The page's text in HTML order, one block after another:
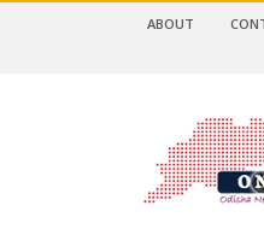
ABOUT